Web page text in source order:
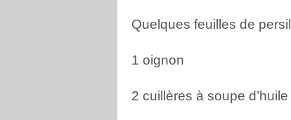
Quelques feuilles de persil
1 oignon
2 cuillères à soupe d’huile